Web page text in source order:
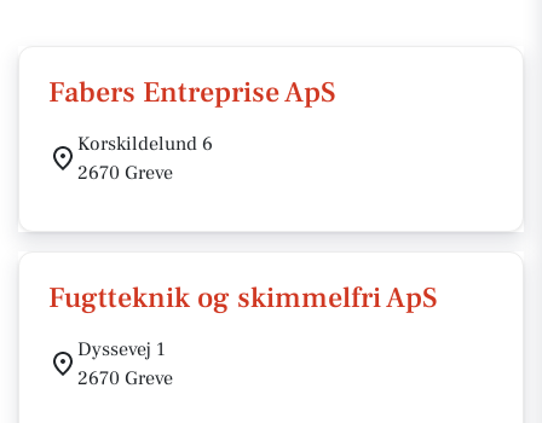
Fabers Entreprise ApS
Korskildelund 6
2670 Greve
Fugtteknik og skimmelfri ApS
Dyssevej 1
2670 Greve